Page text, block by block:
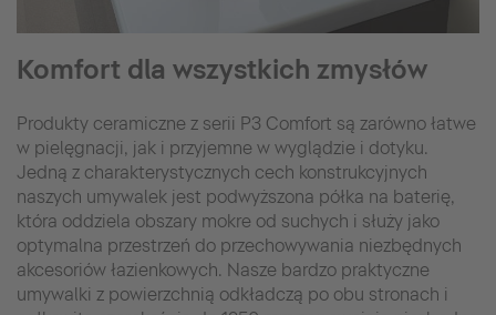
Komfort dla wszystkich zmysłów
Produkty ceramiczne z serii P3 Comfort są zarówno łatwe
w pielęgnacji, jak i przyjemne w wyglądzie i dotyku.
Jedną z charakterystycznych cech konstrukcyjnych
naszych umywalek jest podwyższona półka na baterię,
która oddziela obszary mokre od suchych i służy jako
optymalna przestrzeń do przechowywania niezbędnych
akcesoriów łazienkowych. Nasze bardzo praktyczne
umywalki z powierzchnią odkładczą po obu stronach i